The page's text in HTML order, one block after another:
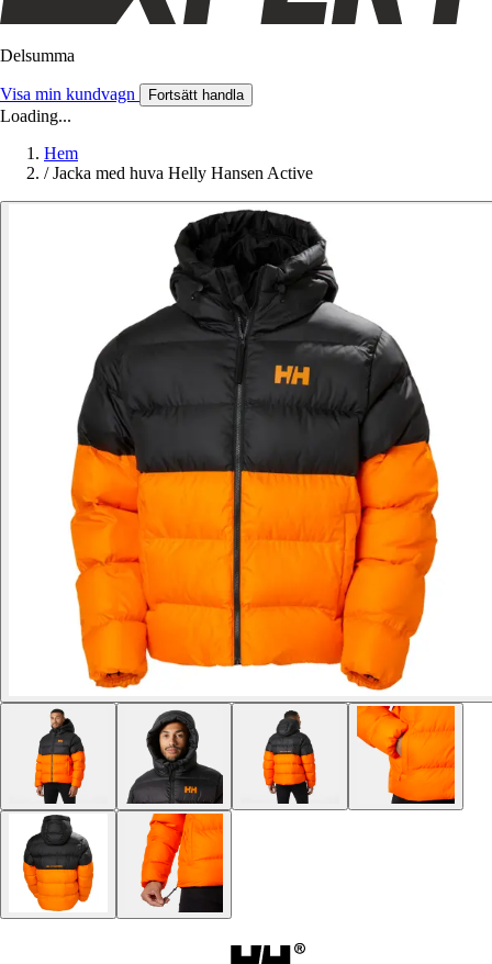
Delsumma
Visa min kundvagn Fortsätt handla
Loading...
Hem
/ Jacka med huva Helly Hansen Active